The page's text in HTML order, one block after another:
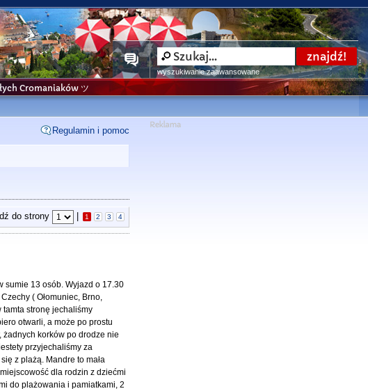
wyszukiwanie zaawansowane
Cromaniaków ツ
Regulamin i pomoc
do strony 1 2 3 4
sumie 13 osób. Wyjazd o 17.30
( Ołomuniec, Brno,
tamta stronę jechaliśmy
otwarli, a może po prostu
żadnych korków po drodze nie
przyjechaliśmy za
z plażą. Mandre to mała
dla rodzin z dziećmi
do plażowania i pamiatkami, 2